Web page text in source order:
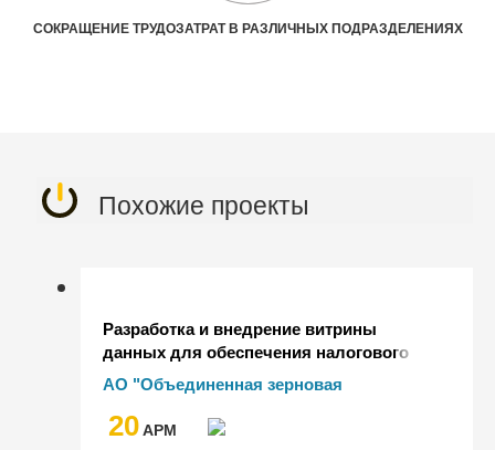
СОКРАЩЕНИЕ ТРУДОЗАТРАТ В РАЗЛИЧНЫХ ПОДРАЗДЕЛЕНИЯХ
Похожие проекты
Разработка и внедрение витрины
данных для обеспечения налогового
контроля АО "ОЗК" в форме
налогового мониторинга
АО "Объединенная зерновая
20AРМ